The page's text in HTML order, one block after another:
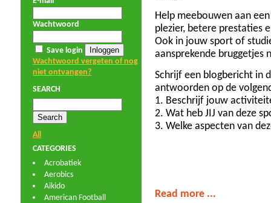
Wachtwoord
Save login
Wachtwoord vergeten of nog
niet ontvangen?
SEARCH
All
CATEGORIES
Acrobatiek
Aerobics
Aikido
American Football
Help meebouwen aan
plezier, betere prestaties
Ook in jouw sport of
aansprekende bruggetjes
Schrijf een blogbericht in
antwoorden op de
1. Beschrijf jouw
2. Wat heb JIJ van deze
3. Welke aspecten van
Read more ...